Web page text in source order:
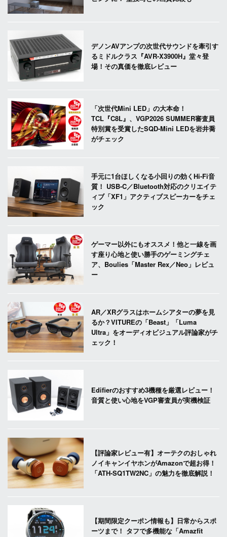
デノンAVアンプの次世代サウンドを牽引す
るミドルクラス『AVR-X3900H』堂々登
場！その真価を徹底レビュー
「次世代Mini LED」の大本命！
TCL『C8L』、VGP2026 SUMMER審査員
特別賞を受賞したSQD-Mini LEDを岩井喬
がチェック
手元に1台ほしくなる小回りの効くHi-Fi音
質！ USB-C／Bluetooth対応のクリエイテ
ィブ「XF1」アクティブスピーカーをチェ
ック
ゲーマー以外にもオススメ！他と一線を画
す座り心地と使い勝手のゲーミングチェ
ア、Boulies「Master Rex／Neo」レビュ
ー
AR／XRグラスはホームシアターの夢を見
るか？VITUREの「Beast」「Luma
Ultra」をオーディオビジュアル評論家がチ
ェック！
Edifierのおすすめ3機種を厳選レビュー！
音質と使い心地をVGP審査員が実機検証
【評論家レビュー有】オーテクのおしゃれ
ノイキャンイヤホンがAmazonで超お得！
「ATH-SQ1TW2NC」の魅力を徹底解説！
【期間限定クーポン情報も】日常からスポ
ーツまで！ タフで多機能な「Amazfit